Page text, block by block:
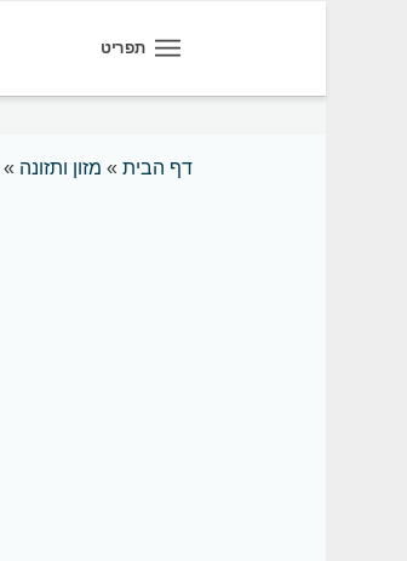
תפריט
דף הבית» מזון ותזונה »